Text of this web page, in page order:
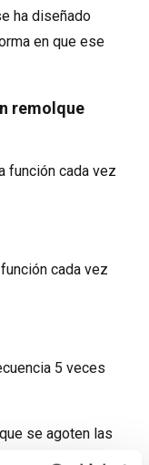
ha diseñado
en que ese
remolque
función cada vez
cada vez
5 veces
se agoten las